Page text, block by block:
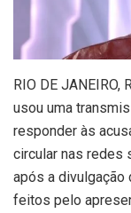
RIO DE JANEIRO,
usou uma
responder às
circular nas redes
após a divulgação
feitos pelo